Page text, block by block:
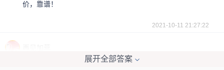
价，靠谱！
2021-10-11 21:27:22
展开全部答案